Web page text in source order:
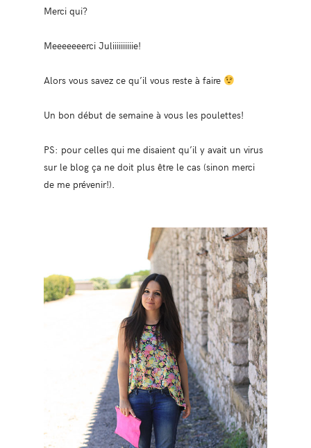
Merci qui?
Meeeeeeerci Juliiiiiiiiiie!
Alors vous savez ce qu’il vous reste à faire
Un bon début de semaine à vous les poulettes!
PS: pour celles qui me disaient qu’il y avait un virus
sur le blog ça ne doit plus être le cas (sinon merci
de me prévenir!).